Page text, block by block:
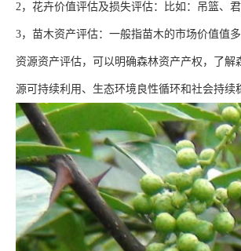
2，花卉价值评估及损失评估：比如：吊篮、
3，苗木资产评估：一般指苗木的市场价值值
资源资产评估，可以明确森林资产产权，了
源可持续利用、生态环境良性循环和社会持续